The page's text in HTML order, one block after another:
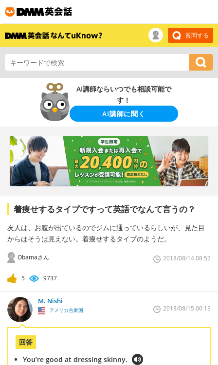
質問する
AI講師ならいつでも相談可能で
す！
AI講師に聞く
着痩せするタイプですって英語でなんて言うの？
友人は、お腹が出ているのでジムに通っているらしいが、見た目
からはそうは見えない。着痩せするタイプのようだ。
Obamaさん 2018/08/14 08:52
5 9737
M. Nishi
アメリカ合衆国 2018/08/15 00:13
回答
You’re good at dressing skinny.